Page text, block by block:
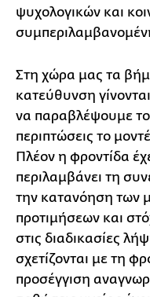
ψυχολογικών και
Στη χώρα μας τα
κατεύθυνση
να παραβλέψουμε
περιπτώσεις το
Πλέον η φροντίδα
περιλαμβάνει τη
την κατανόηση των
προτιμήσεων και
στις διαδικασίες
σχετίζονται με τη
προσέγγιση